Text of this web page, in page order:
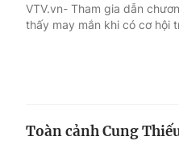
VTV.vn- Tham gia dẫn
thấy may mắn khi có cơ hội
Toàn cảnh Cung